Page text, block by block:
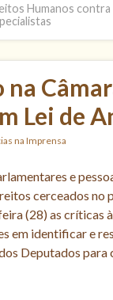
Humanos
na
Lei de
na Imprensa
e
cerceados no
(28) as críticas
em identificar e
Deputados para